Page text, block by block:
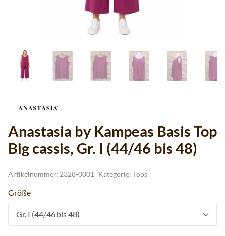
Anastasia by Kampeas Basis Top
Big cassis, Gr. I (44/46 bis 48)
Artikelnummer: 2328-0001 Kategorie: Tops
Größe
Gr. I (44/46 bis 48)